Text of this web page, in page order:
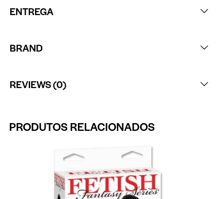
ENTREGA
BRAND
REVIEWS (0)
PRODUTOS RELACIONADOS